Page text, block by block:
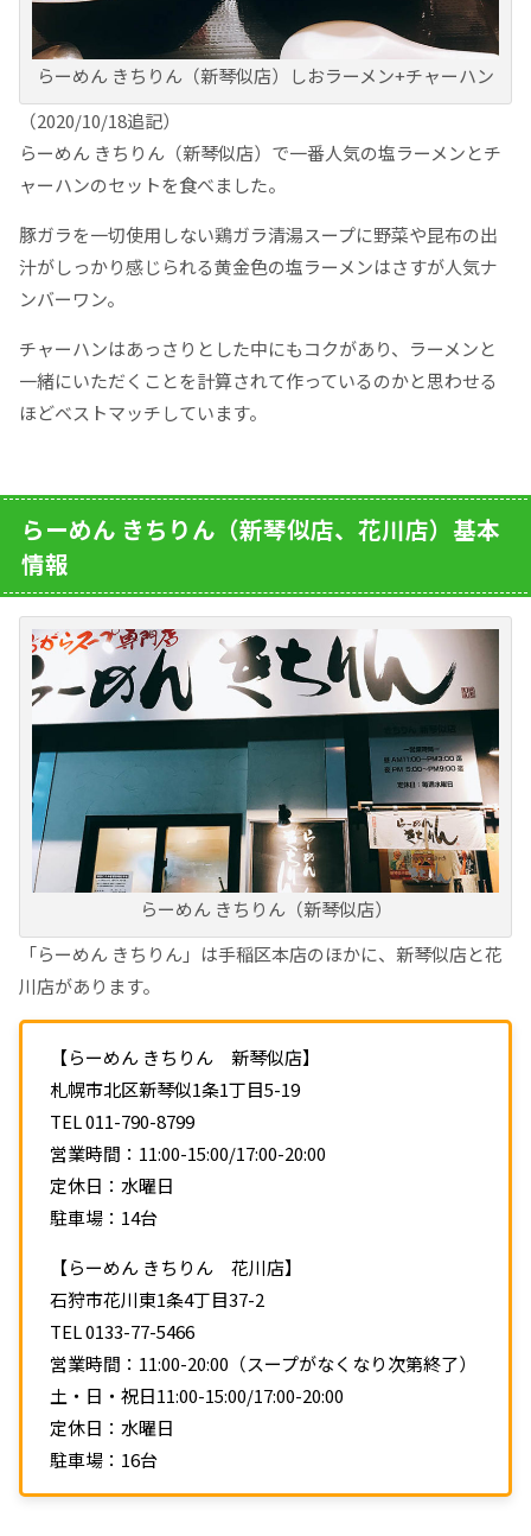
らーめん きちりん（新琴似店）しおラーメン+チャーハン
（2020/10/18追記）
らーめん きちりん（新琴似店）で一番人気の塩ラーメンとチ
ャーハンのセットを食べました。
豚ガラを一切使用しない鶏ガラ清湯スープに野菜や昆布の出
汁がしっかり感じられる黄金色の塩ラーメンはさすが人気ナ
ンバーワン。
チャーハンはあっさりとした中にもコクがあり、ラーメンと
一緒にいただくことを計算されて作っているのかと思わせる
ほどベストマッチしています。
らーめん きちりん（新琴似店、花川店）基本
情報
らーめん きちりん（新琴似店）
「らーめん きちりん」は手稲区本店のほかに、新琴似店と花
川店があります。
【らーめん きちりん 新琴似店】
札幌市北区新琴似1条1丁目5-19
TEL 011-790-8799
営業時間：11:00-15:00/17:00-20:00
定休日：水曜日
駐車場：14台
【らーめん きちりん 花川店】
石狩市花川東1条4丁目37-2
TEL 0133-77-5466
営業時間：11:00-20:00（スープがなくなり次第終了）
土・日・祝日11:00-15:00/17:00-20:00
定休日：水曜日
駐車場：16台